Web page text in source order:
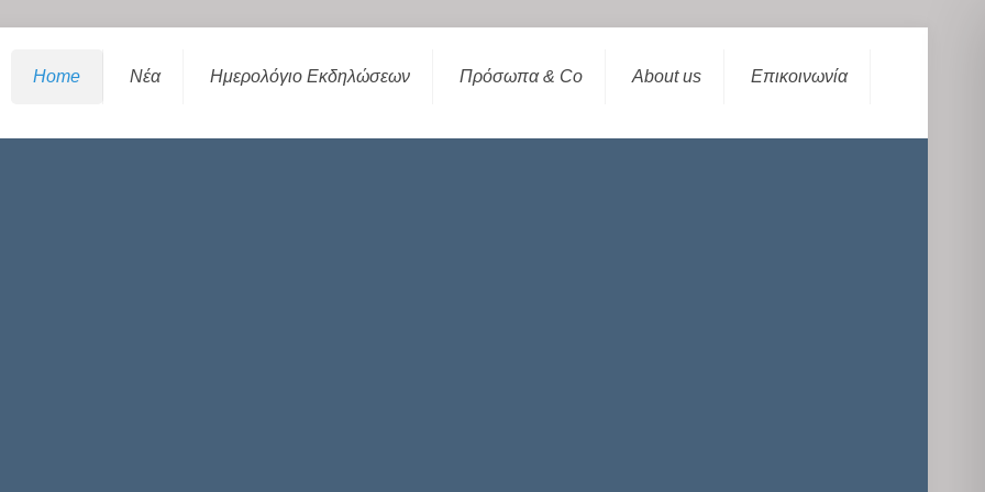
Home Νέα Ημερολόγιο Εκδηλώσεων Πρόσωπα & Co About us Επικοινωνία